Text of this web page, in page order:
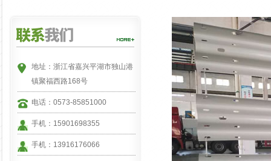
地址：浙江省嘉兴平湖市独山港
镇聚福西路168号
电话：0573-85851000
手机：15901698355
手机：13916176066